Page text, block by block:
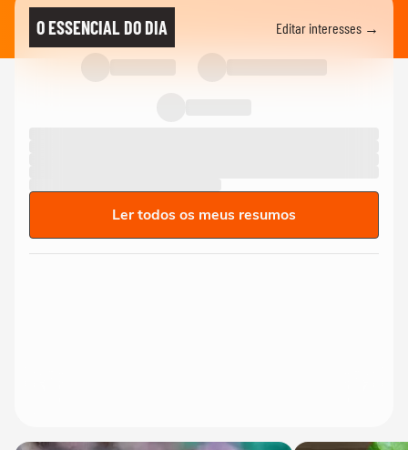
O ESSENCIAL DO DIA Editar interesses →
Ler todos os meus resumos